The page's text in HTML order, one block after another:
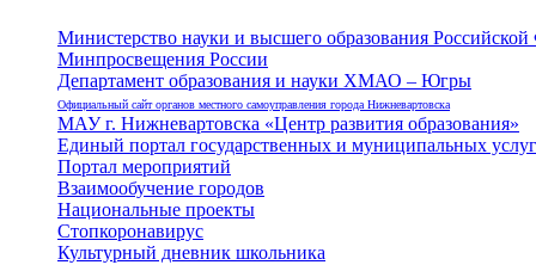
Министерство науки и высшего образования
Минпросвещения России
Департамент образования и науки ХМАО – Югры
Официальный сайт органов местного самоуправления города Нижневартовска
МАУ г. Нижневартовска «Центр развития образования»
Единый портал государственных и муниципальных услуг
Портал мероприятий
Взаимообучение городов
Национальные проекты
Стопкоронавирус
Культурный дневник школьника